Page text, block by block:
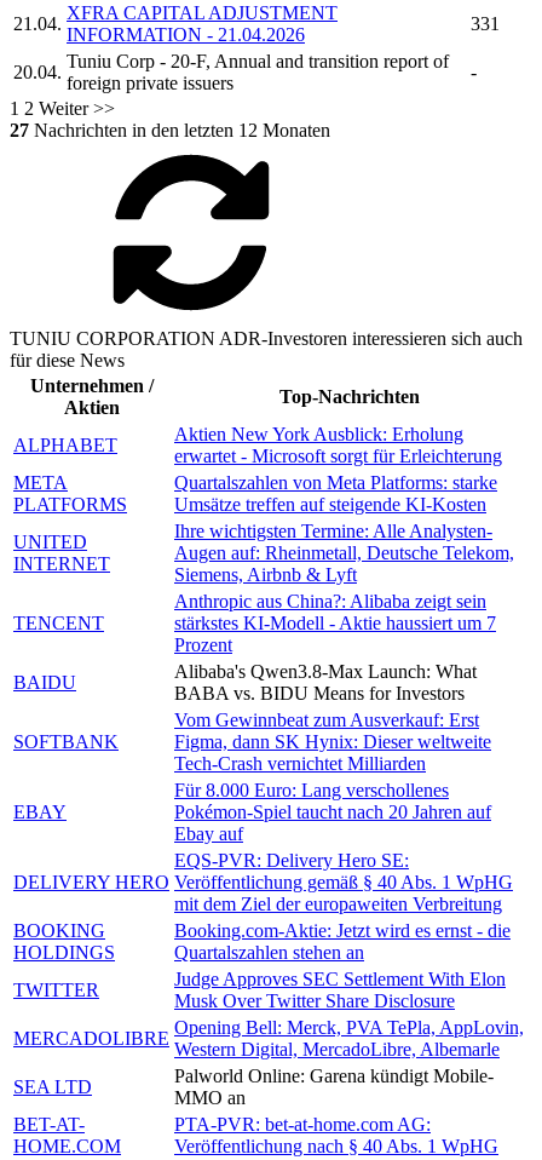
21.04.
XFRA CAPITAL ADJUSTMENT
INFORMATION - 21.04.2026
331
20.04.
Tuniu Corp - 20-F, Annual and transition report of
foreign private issuers
-
1 2 Weiter >>
27 Nachrichten in den letzten 12 Monaten
TUNIU CORPORATION ADR-Investoren interessieren sich auch
für diese News
Unternehmen /
Aktien
Top-Nachrichten
ALPHABET
Aktien New York Ausblick: Erholung
erwartet - Microsoft sorgt für Erleichterung
META
PLATFORMS
Quartalszahlen von Meta Platforms: starke
Umsätze treffen auf steigende KI-Kosten
UNITED
INTERNET
Ihre wichtigsten Termine: Alle Analysten-
Augen auf: Rheinmetall, Deutsche Telekom,
Siemens, Airbnb & Lyft
TENCENT
Anthropic aus China?: Alibaba zeigt sein
stärkstes KI-Modell - Aktie haussiert um 7
Prozent
BAIDU
Alibaba's Qwen3.8-Max Launch: What
BABA vs. BIDU Means for Investors
SOFTBANK
Vom Gewinnbeat zum Ausverkauf: Erst
Figma, dann SK Hynix: Dieser weltweite
Tech-Crash vernichtet Milliarden
EBAY
Für 8.000 Euro: Lang verschollenes
Pokémon-Spiel taucht nach 20 Jahren auf
Ebay auf
DELIVERY HERO
EQS-PVR: Delivery Hero SE:
Veröffentlichung gemäß § 40 Abs. 1 WpHG
mit dem Ziel der europaweiten Verbreitung
BOOKING
HOLDINGS
Booking.com-Aktie: Jetzt wird es ernst - die
Quartalszahlen stehen an
TWITTER
Judge Approves SEC Settlement With Elon
Musk Over Twitter Share Disclosure
MERCADOLIBRE
Opening Bell: Merck, PVA TePla, AppLovin,
Western Digital, MercadoLibre, Albemarle
SEA LTD
Palworld Online: Garena kündigt Mobile-
MMO an
BET-AT-
HOME.COM
PTA-PVR: bet-at-home.com AG:
Veröffentlichung nach § 40 Abs. 1 WpHG